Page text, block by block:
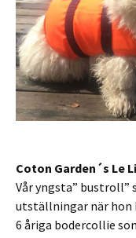
Coton Garden´s Le
Vår yngsta” bustroll”
utställningar när hon
6 åriga bodercollie